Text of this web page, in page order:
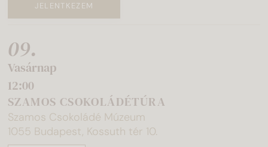
JELENTKEZEM
09.
Vasárnap
12:00
SZAMOS CSOKOLÁDÉTÚRA
Szamos Csokoládé Múzeum
1055 Budapest, Kossuth tér 10.